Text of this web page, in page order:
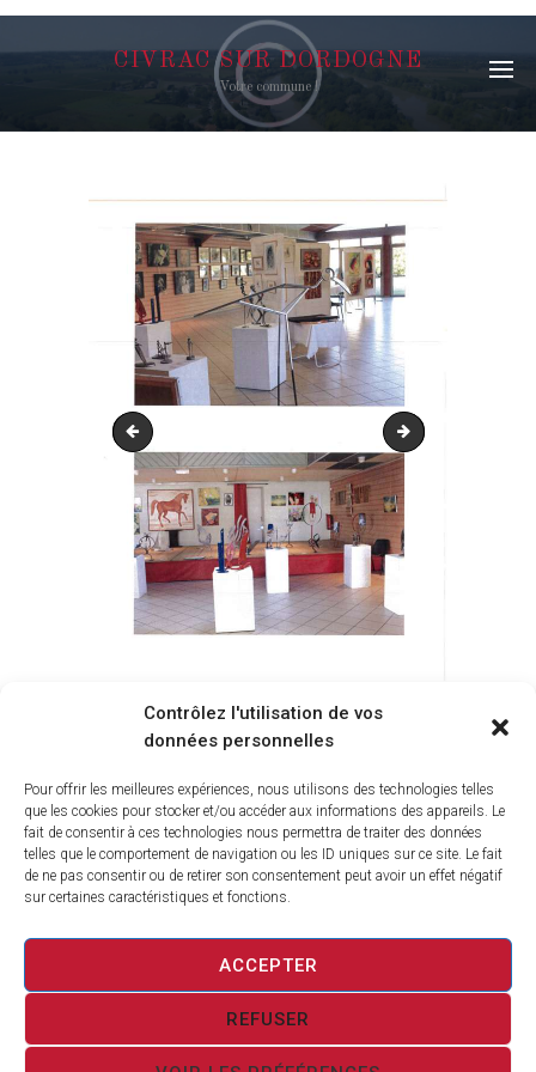
Contrôlez l'utilisation de vos
données personnelles
Pour offrir les meilleures expériences, nous utilisons des technologies telles
que les cookies pour stocker et/ou accéder aux informations des appareils. Le
fait de consentir à ces technologies nous permettra de traiter des données
telles que le comportement de navigation ou les ID uniques sur ce site. Le fait
de ne pas consentir ou de retirer son consentement peut avoir un effet négatif
sur certaines caractéristiques et fonctions.
ACCEPTER
REFUSER
CIVRAC SUR DORDOGNE
Votre commune !
expo 2018 bilan-12 expo 2018 bilan-10
EXPO 2018 BILAN-09
VIEWS 0 LIKES
NAVIGATION
DE
L’ARTICLE
PUBLISHED INPREVIOUS
POST:
LES MANIFESTATIONS
Terms of useand